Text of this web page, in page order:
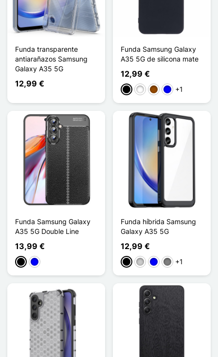
Funda transparente
antiarañazos Samsung
Galaxy A35 5G
12,99 €
Funda Samsung Galaxy
A35 5G de silicona mate
12,99 €
NegroBlancoMarrón
Azul+1
Funda Samsung Galaxy
A35 5G Double Line
13,99 €
NegroAzul
Funda híbrida Samsung
Galaxy A35 5G
12,99 €
NegroTransparente
AzulGris Transparent
+1